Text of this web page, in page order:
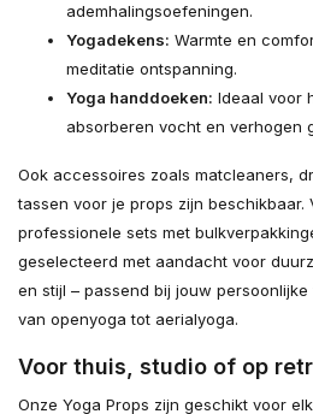
ademhalingsoefeningen.
Yogadekens: Warmte en
meditatie ontspanning.
Yoga handdoeken: Ideaal voor
absorberen vocht en verhogen
Ook accessoires zoals matcleaners,
tassen voor je props zijn beschikbaar.
professionele sets met
geselecteerd met aandacht voor
en stijl – passend bij jouw
van openyoga tot aerialyoga.
Voor thuis, studio of op
Onze Yoga Props zijn geschikt voor